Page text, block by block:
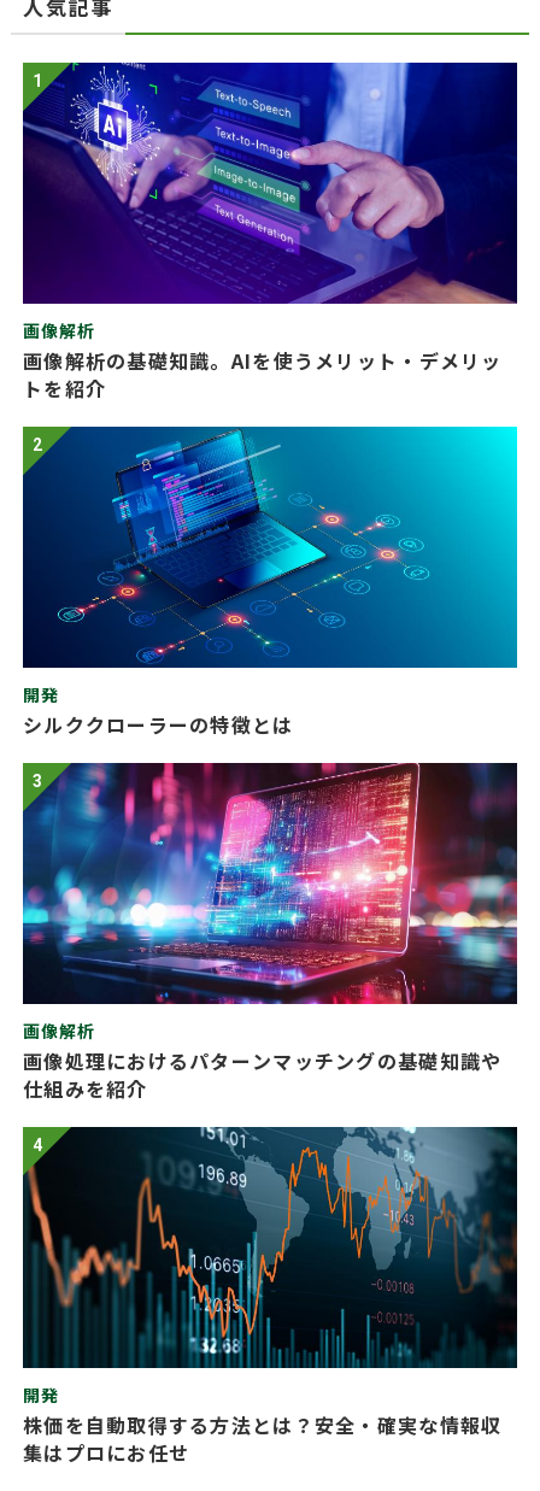
人気記事
1
画像解析
画像解析の基礎知識。AIを使うメリット・デメリッ
トを紹介
2
開発
シルククローラーの特徴とは
3
画像解析
画像処理におけるパターンマッチングの基礎知識や
仕組みを紹介
4
開発
株価を自動取得する方法とは？安全・確実な情報収
集はプロにお任せ